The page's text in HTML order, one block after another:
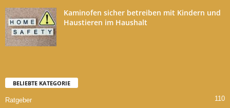
Kaminofen sicher betreiben mit Kindern und
Haustieren im Haushalt
BELIEBTE KATEGORIE
Ratgeber 110